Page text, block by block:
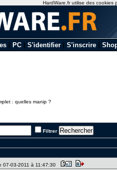
| PC| S'identifier| S'inscrire|
: quelles manip ?
Filtrer
07-03-2011 à 11:47:30
HardWare.fr utilise des cookies